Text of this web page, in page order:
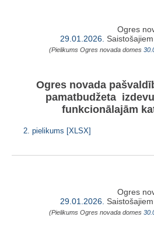
Ogres
29.01.2026.
(Pielikums Ogres novada domes
Ogres novada
pamatbudžeta
funkcionālajām
2. pielikums [XLSX]
Ogres
29.01.2026.
(Pielikums Ogres novada domes